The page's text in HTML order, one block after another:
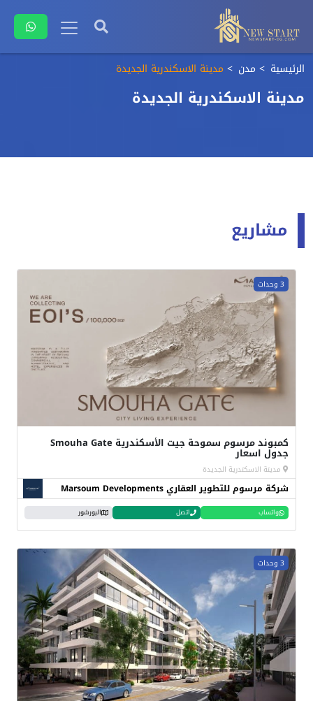
الرئيسية مدن مدينة الاسكندرية الجديدة
مدينة الاسكندرية الجديدة
مشاريع
3 وحدات
كمبوند مرسوم سموحة جيت الأسكندرية Smouha Gate
جدول اسعار
مدينة الاسكندرية الجديدة
شركة مرسوم للتطوير العقاري Marsoum Developments
واتساب اتصل البورشور
3 وحدات